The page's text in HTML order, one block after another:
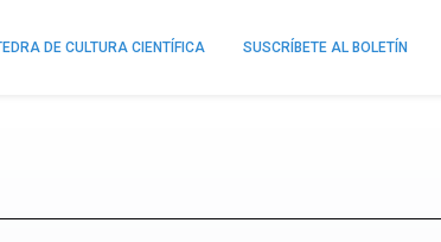
DE CULTURA CIENTÍFICA SUSCRÍBETE AL BOLETÍN